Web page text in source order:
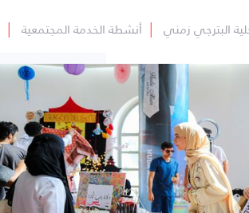
البترجي زمني │ أنشطة الخدمة المجتمعية │